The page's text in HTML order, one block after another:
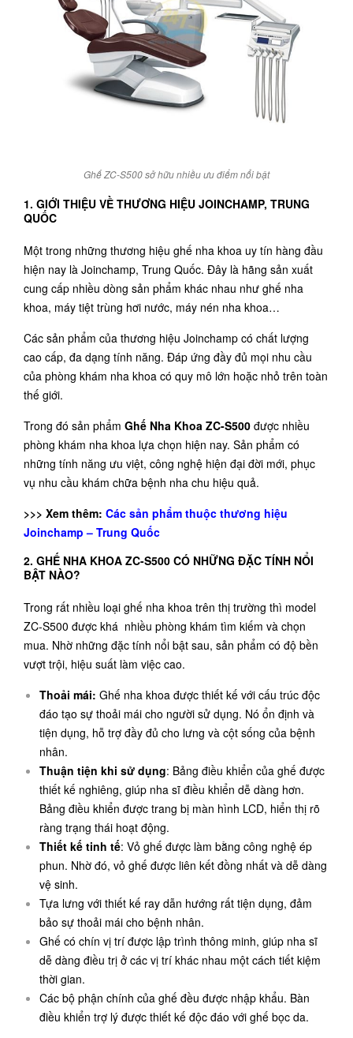
Ghế ZC-S500 sở hữu nhiều ưu điểm nổi bật
1. GIỚI THIỆU VỀ THƯƠNG HIỆU JOINCHAMP, TRUNG
QUỐC
Một trong những thương hiệu ghế nha khoa uy tín hàng đầu
hiện nay là Joinchamp, Trung Quốc. Đây là hãng sản xuất
cung cấp nhiều dòng sản phẩm khác nhau như ghế nha
khoa, máy tiệt trùng hơi nước, máy nén nha khoa…
Các sản phẩm của thương hiệu Joinchamp có chất lượng
cao cấp, đa dạng tính năng. Đáp ứng đầy đủ mọi nhu cầu
của phòng khám nha khoa có quy mô lớn hoặc nhỏ trên toàn
thế giới.
Trong đó sản phẩm Ghế Nha Khoa ZC-S500 được nhiều
phòng khám nha khoa lựa chọn hiện nay. Sản phẩm có
những tính năng ưu việt, công nghệ hiện đại đời mới, phục
vụ nhu cầu khám chữa bệnh nha chu hiệu quả.
>>> Xem thêm: Các sản phẩm thuộc thương hiệu
Joinchamp – Trung Quốc
2. GHẾ NHA KHOA ZC-S500 CÓ NHỮNG ĐẶC TÍNH NỔI
BẬT NÀO?
Trong rất nhiều loại ghế nha khoa trên thị trường thì model
ZC-S500 được khá nhiều phòng khám tìm kiếm và chọn
mua. Nhờ những đặc tính nổi bật sau, sản phẩm có độ bền
vượt trội, hiệu suất làm việc cao.
Thoải mái: Ghế nha khoa được thiết kế với cấu trúc độc
đáo tạo sự thoải mái cho người sử dụng. Nó ổn định và
tiện dụng, hỗ trợ đầy đủ cho lưng và cột sống của bệnh
nhân.
Thuận tiện khi sử dụng: Bảng điều khiển của ghế được
thiết kế nghiêng, giúp nha sĩ điều khiển dễ dàng hơn.
Bảng điều khiển được trang bị màn hình LCD, hiển thị rõ
ràng trạng thái hoạt động.
Thiết kế tinh tế: Vỏ ghế được làm bằng công nghệ ép
phun. Nhờ đó, vỏ ghế được liên kết đồng nhất và dễ dàng
vệ sinh.
Tựa lưng với thiết kế ray dẫn hướng rất tiện dụng, đảm
bảo sự thoải mái cho bệnh nhân.
Ghế có chín vị trí được lập trình thông minh, giúp nha sĩ
dễ dàng điều trị ở các vị trí khác nhau một cách tiết kiệm
thời gian.
Các bộ phận chính của ghế đều được nhập khẩu. Bàn
điều khiển trợ lý được thiết kế độc đáo với ghế bọc da.